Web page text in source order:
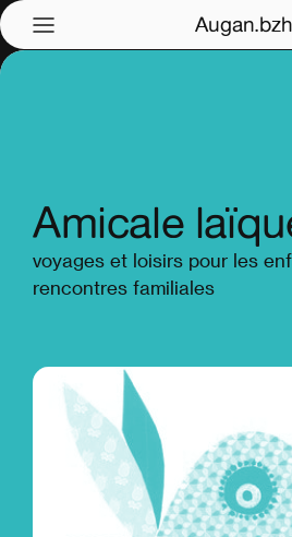
Augan.bzh
Amicale
voyages et loisirs pour les
rencontres familiales